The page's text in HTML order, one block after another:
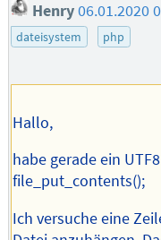
Henry 06.01.2020
dateisystem
php
Hallo,
habe gerade ein
file_put_contents();
Ich versuche eine